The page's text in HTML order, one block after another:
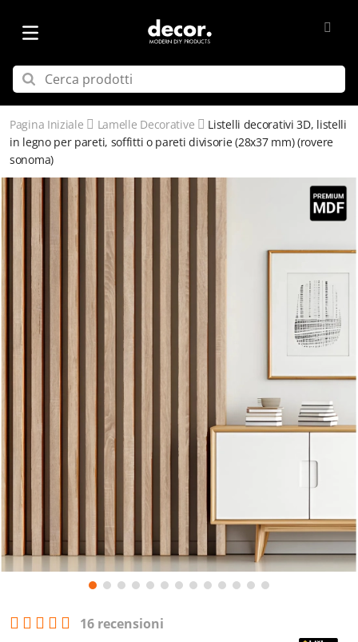
Pagina Iniziale Lamelle Decorative
Listelli decorativi 3D, listelli
in legno per pareti, soffitti o pareti divisorie (28x37 mm) (rovere
sonoma)
16 recensioni